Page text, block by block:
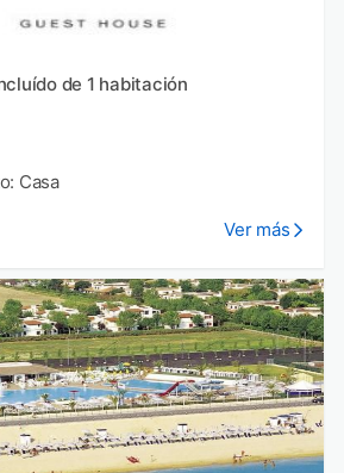
de 1 habitación
Casa
Ver más